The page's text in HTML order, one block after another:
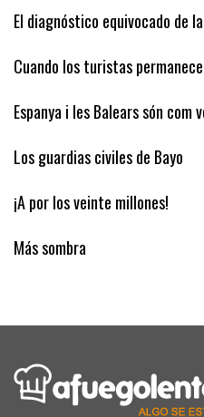
Diez días hábiles
El diagnóstico equivocado de la
Cuando los turistas
Espanya i les Balears són com
Los guardias civiles de Bayo
¡A por los veinte millones!